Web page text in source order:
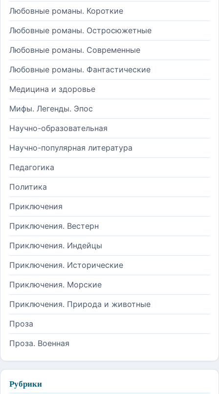
Любовные романы. Короткие
Любовные романы. Остросюжетные
Любовные романы. Современные
Любовные романы. Фантастические
Медицина и здоровье
Мифы. Легенды. Эпос
Научно-образовательная
Научно-популярная литература
Педагогика
Политика
Приключения
Приключения. Вестерн
Приключения. Индейцы
Приключения. Исторические
Приключения. Морские
Приключения. Природа и животные
Проза
Проза. Военная
Рубрики